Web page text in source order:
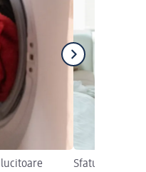
Sfaturi